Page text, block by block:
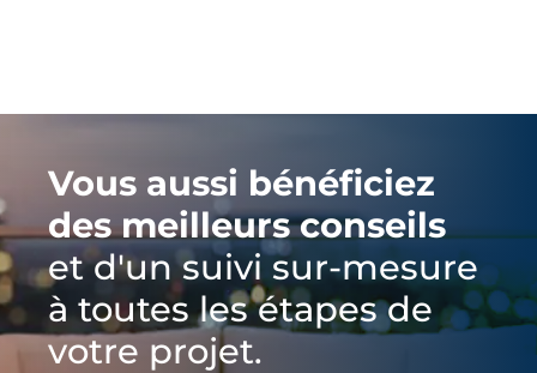
Vous aussi bénéficiez
des meilleurs conseils
et d'un suivi sur-mesure
à toutes les étapes de
votre projet.